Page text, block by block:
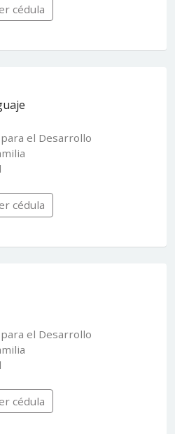
cédula
el Desarrollo
cédula
el Desarrollo
cédula